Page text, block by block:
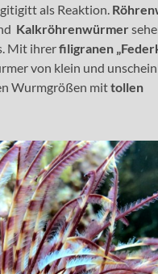
als Reaktion.
Kalkröhrenwürmer
Mit ihrerfiligranen
von klein und
Wurmgrößen mittollen